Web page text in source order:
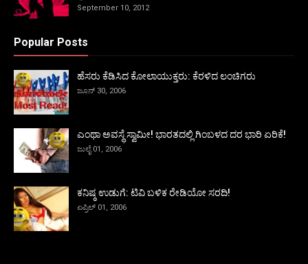
September 10, 2012
Popular Posts
ಹೆಸರು ಕೆಡಿಸಿದ ಕೋಲಾಯುಕ್ತರು: ಕೆರಳಿದ ಲಂಚಿಗರು
ಜೂನ್ 30, 2006
ಎಂಥಾ ಅವಸ್ಥೆ ಸ್ವಾಮೀ! ಭಾರತದಲ್ಲಿ ಗಿಂಬಳದ ದರ ಭಾರಿ ಏರಿಕೆ!
ಜುಲೈ 01, 2006
ಕನಿಷ್ಠ ಉಡುಗೆ: ಟಿವಿ ಬಳಿಕ ರೇಡಿಯೋ ಸರದಿ!
ಏಪ್ರಿಲ್ 01, 2006